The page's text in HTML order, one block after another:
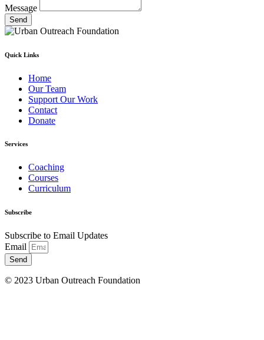
Message
Send
Quick Links
Home
Our Team
Support Our Work
Contact
Donate
Services
Coaching
Courses
Curriculum
Subscribe
Subscribe to Email Updates
Email
Send
© 2023 Urban Outreach Foundation